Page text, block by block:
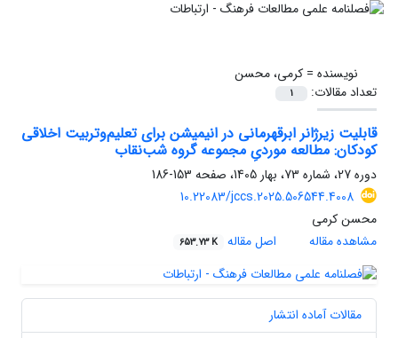
نویسنده =کرمی، محسن
تعداد مقالات:
1
قابلیت زیرژانر ابرقهرمانی در انیمیشن برای تعلیم‌وتربیت اخلاقی
کودکان: مطالعه موردیِ مجموعه گروه شب‌نقاب
دوره 27، شماره 73، بهار 1405، صفحه
153-186
10.22083/jccs.2025.506544.4008
محسن کرمی
مشاهده مقاله
اصل مقاله 653.73 K
مقالات آماده انتشار